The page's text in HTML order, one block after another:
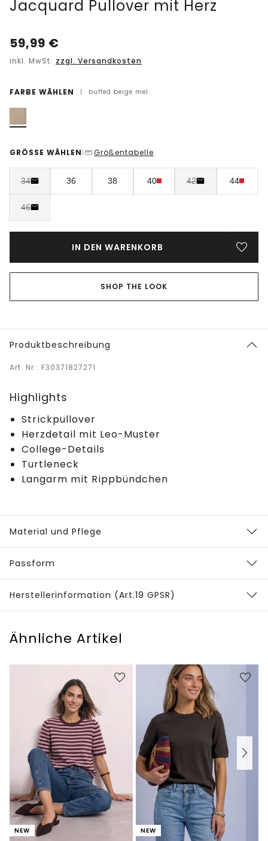
Jacquard Pullover mit Herz
59,99 €
inkl. MwSt. zzgl. Versandkosten
FARBE WÄHLEN | buffed beige mel.
GRÖSSE WÄHLEN | Größentabelle
34 36 38 40 42 44
46
IN DEN WARENKORB
SHOP THE LOOK
Produktbeschreibung
Art. Nr.: F30371827271
Highlights
Strickpullover
Herzdetail mit Leo-Muster
College-Details
Turtleneck
Langarm mit Rippbündchen
Material und Pflege
Passform
Herstellerinformation (Art.19 GPSR)
Ähnliche Artikel
NEW NEW